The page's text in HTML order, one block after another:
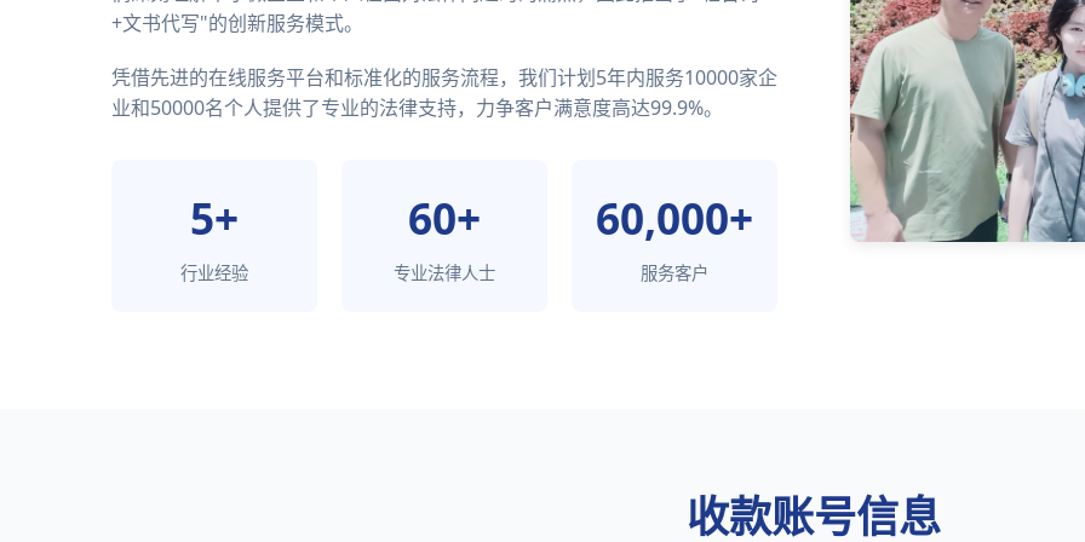
+文书代写"的创新服务模式。
凭借先进的在线服务平台和标准化的服务流程，我们计划5年内服务10000家企
业和50000名个人提供了专业的法律支持，力争客户满意度高达99.9%。
5+
行业经验
60+
专业法律人士
60,000+
服务客户
收款账号信息